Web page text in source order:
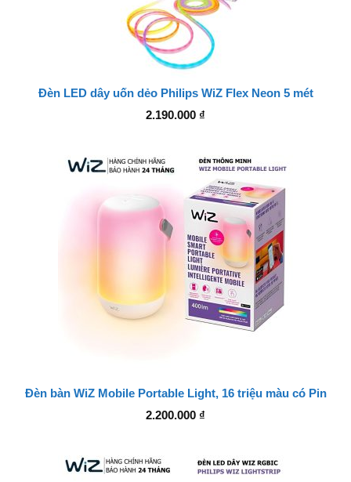
Đèn LED dây uốn dẻo Philips WiZ Flex Neon 5 mét
2.190.000 ₫
Đèn bàn WiZ Mobile Portable Light, 16 triệu màu có Pin
2.200.000 ₫